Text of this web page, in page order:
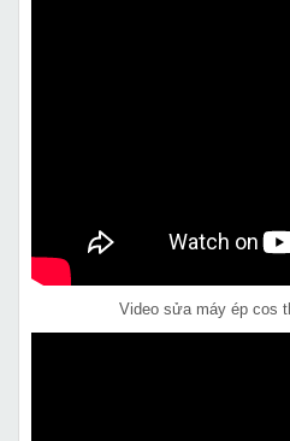
Video sửa máy ép cos